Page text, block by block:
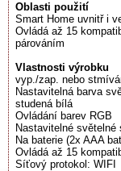
Oblasti použití
Smart Home uvnitř i
Ovládá až 15
párováním
Vlastnosti výrobku
vyp./zap. nebo
Nastavitelná barva
studená bílá
Ovládání barev RGB
Nastavitelné světelné
Na baterie (2x AAA
Ovládá až 15
Síťový protokol: WIFI